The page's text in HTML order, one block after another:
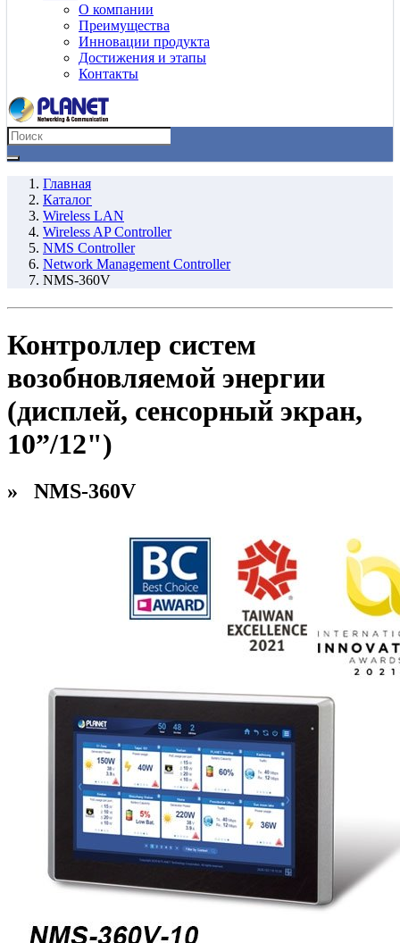
О компании
Преимущества
Инновации продукта
Достижения и этапы
Контакты
Главная
Каталог
Wireless LAN
Wireless AP Controller
NMS Controller
Network Management Controller
NMS-360V
Контроллер систем
возобновляемой энергии
(дисплей, сенсорный экран,
10”/12")
» NMS-360V